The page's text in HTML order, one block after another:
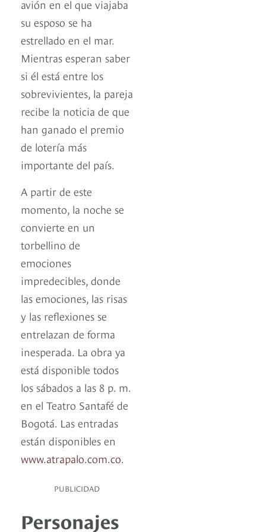
avión en el que viajaba
su esposo se ha
estrellado en el mar.
Mientras esperan saber
si él está entre los
sobrevivientes, la pareja
recibe la noticia de que
han ganado el premio
de lotería más
importante del país.
A partir de este
momento, la noche se
convierte en un
torbellino de
emociones
impredecibles, donde
las emociones, las risas
y las reflexiones se
entrelazan de forma
inesperada. La obra ya
está disponible todos
los sábados a las 8 p. m.
en el Teatro Santafé de
Bogotá. Las entradas
están disponibles en
www.atrapalo.com.co.
PUBLICIDAD
Personajes